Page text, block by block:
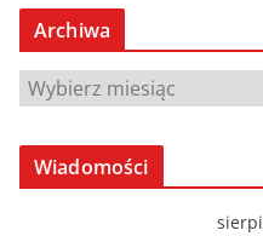
Archiwa
A
c
Wiadomości